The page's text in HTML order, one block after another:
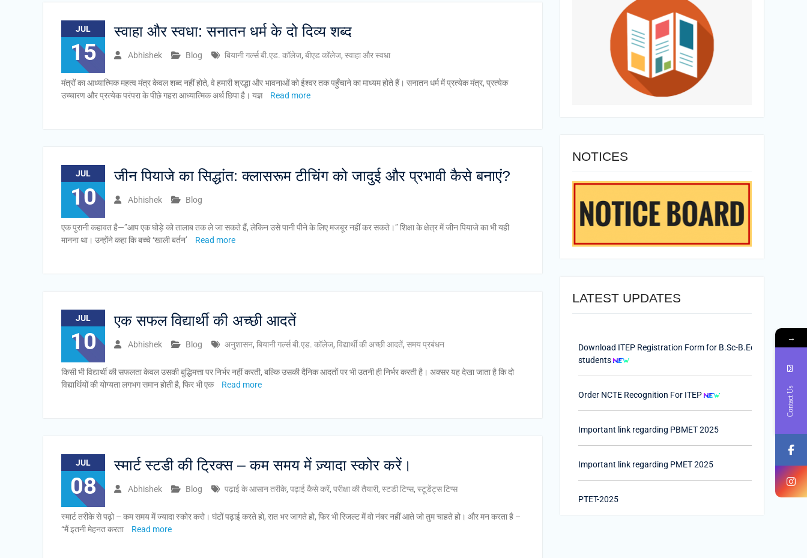
JUL
15
स्वाहा और स्वधा: सनातन धर्म के दो दिव्य शब्द
Abhishek Blog बियानी गर्ल्स बी.एड. कॉलेज, बीएड कॉलेज, स्वाहा और स्वधा
मंत्रों का आध्यात्मिक महत्व मंत्र केवल शब्द नहीं होते, वे हमारी श्रद्धा और भावनाओं को ईश्वर तक पहुँचाने का माध्यम होते हैं। सनातन धर्म में प्रत्येक मंत्र, प्रत्येक
उच्चारण और प्रत्येक परंपरा के पीछे गहरा आध्यात्मिक अर्थ छिपा है। यज्ञ
Read more
JUL
10
जीन पियाजे का सिद्धांत: क्लासरूम टीचिंग को जादुई और प्रभावी कैसे बनाएं?
Abhishek Blog
एक पुरानी कहावत है—”आप एक घोड़े को तालाब तक ले जा सकते हैं, लेकिन उसे पानी पीने के लिए मजबूर नहीं कर सकते।” शिक्षा के क्षेत्र में जीन पियाजे का भी यही
मानना था। उन्होंने कहा कि बच्चे ‘खाली बर्तन’
Read more
JUL
10
एक सफल विद्यार्थी की अच्छी आदतें
Abhishek Blog अनुशासन, बियानी गर्ल्स बी.एड. कॉलेज, विद्यार्थी की अच्छी आदतें, समय प्रबंधन
किसी भी विद्यार्थी की सफलता केवल उसकी बुद्धिमत्ता पर निर्भर नहीं करती, बल्कि उसकी दैनिक आदतों पर भी उतनी ही निर्भर करती है। अक्सर यह देखा जाता है कि दो
विद्यार्थियों की योग्यता लगभग समान होती है, फिर भी एक
Read more
JUL
08
स्मार्ट स्टडी की ट्रिक्स – कम समय में ज़्यादा स्कोर करें।
Abhishek Blog पढ़ाई के आसान तरीके, पढ़ाई कैसे करें, परीक्षा की तैयारी, स्टडी टिप्स, स्टूडेंट्स टिप्स
स्मार्ट तरीके से पढ़ो – कम समय में ज्यादा स्कोर करो। घंटों पढ़ाई करते हो, रात भर जागते हो, फिर भी रिजल्ट में वो नंबर नहीं आते जो तुम चाहते हो। और मन करता है –
“मैं इतनी मेहनत करता
Read more
NOTICES
LATEST UPDATES
students
Order NCTE Recognition For ITEP
Important link regarding PBMET 2025
Important link regarding PMET 2025
PTET-2025
→
Contact Us